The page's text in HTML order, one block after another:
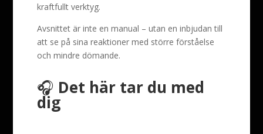
kraftfullt verktyg.
Avsnittet är inte en manual – utan en inbjudan till
att se på sina reaktioner med större förståelse
och mindre dömande.
🎧 Det här tar du med
dig